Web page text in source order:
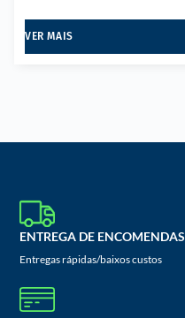
VER MAIS
ENTREGA DE ENCOMENDAS
Entregas rápidas/baixos custos